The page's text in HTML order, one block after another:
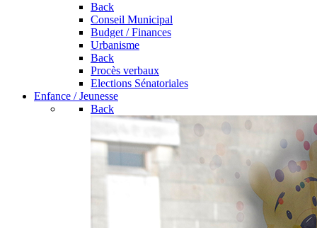
Back
Conseil Municipal
Budget / Finances
Urbanisme
Back
Procès verbaux
Elections Sénatoriales
Enfance / Jeunesse
Back